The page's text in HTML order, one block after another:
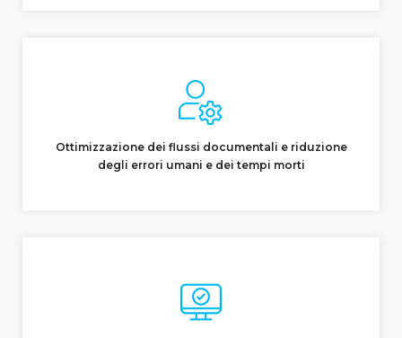
Ottimizzazione dei flussi documentali e riduzione
degli errori umani e dei tempi morti